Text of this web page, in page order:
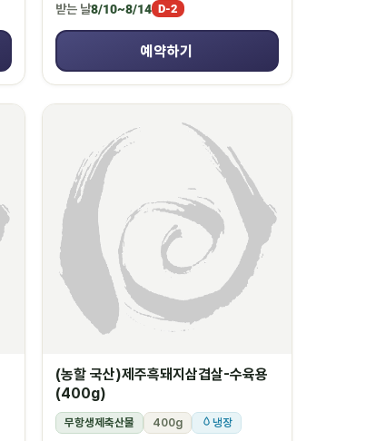
받는 날8/10~8/14 D-2
예약하기
(농할 국산)제주흑돼지삼겹살-수육용
(400g)
무항생제축산물 400g 냉장